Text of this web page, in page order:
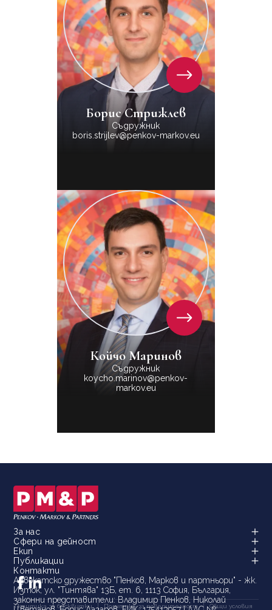
Борис Стрижлев
Съдружник
boris.strijlev@penkov-markov.eu
Койчо Маринов
Съдружник
koycho.marinov@penkov-
markov.eu
За нас
Сфери на дейност
Екип
Публикации
Контакти
Адвокатско дружество "Пенков, Марков и партньори" - жк.
Изток, ул. "Тинтява" 13Б, ет. 6, 1113 София, България,
законни представители: Владимир Пенков, Николай
Политика за бисквитки Политика за поверителност Общи условия